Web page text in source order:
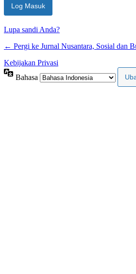
Lupa sandi Anda?
← Pergi ke Jurnal Nusantara, Sosial dan
Kebijakan Privasi
Bahasa